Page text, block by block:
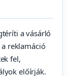
a vásárló
reklamáció
fel,
előírják.